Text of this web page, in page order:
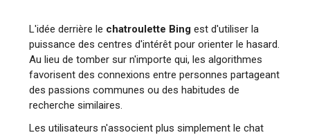
L'idée derrière le chatroulette Bing est d'utiliser la
puissance des centres d'intérêt pour orienter le hasard.
Au lieu de tomber sur n'importe qui, les algorithmes
favorisent des connexions entre personnes partageant
des passions communes ou des habitudes de
recherche similaires.
Les utilisateurs n'associent plus simplement le chat